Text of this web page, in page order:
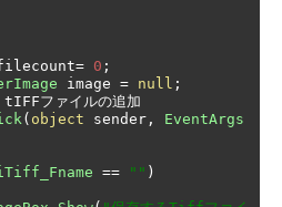
= 0 ;
image = null ;
tIFFファイルの追加
( object sender ,
EventArgs
== "" )